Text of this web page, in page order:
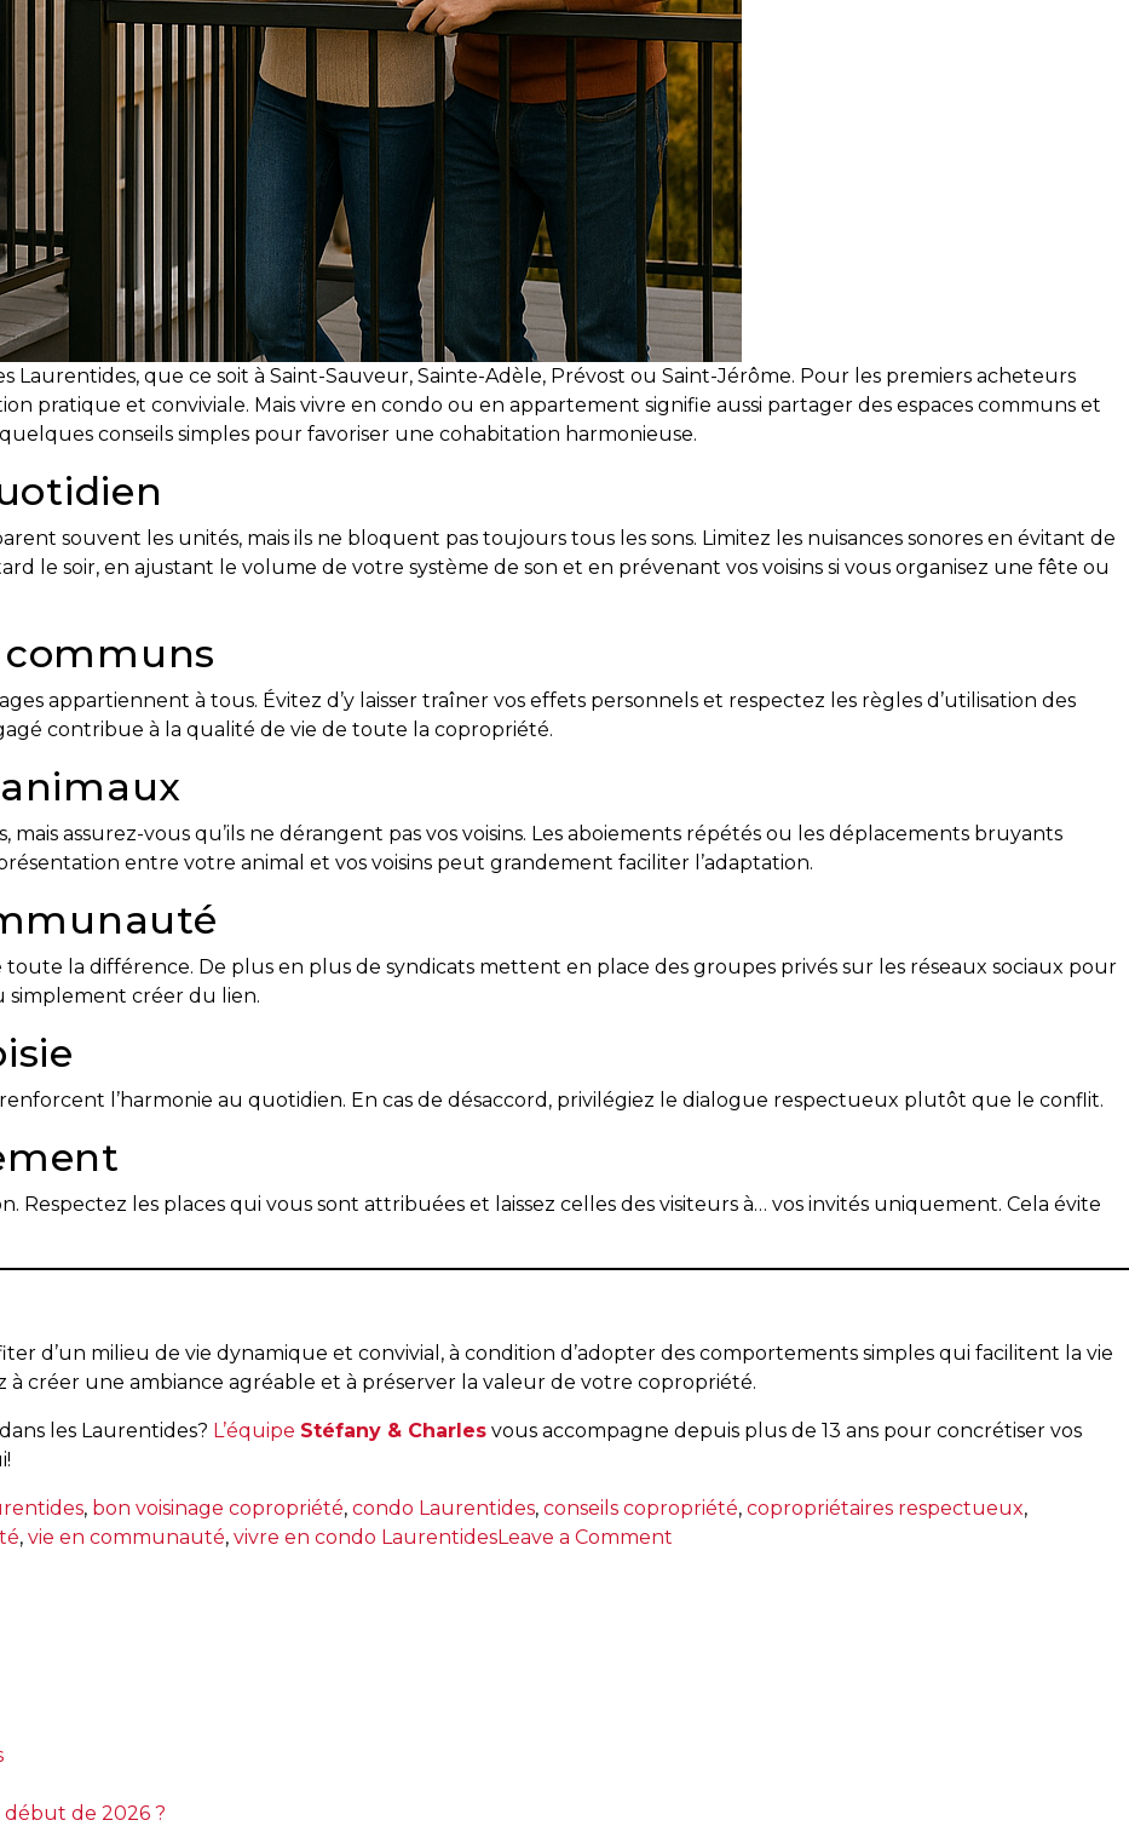
Laurentides, que ce soit à Saint-Sauveur, Sainte-Adèle, Prévost ou Saint-Jérôme. Pour les premiers acheteurs
pratique et conviviale. Mais vivre en condo ou en appartement signifie aussi partager des espaces communs et
conseils simples pour favoriser une cohabitation harmonieuse.
souvent les unités, mais ils ne bloquent pas toujours tous les sons. Limitez les nuisances sonores en évitant de
le soir, en ajustant le volume de votre système de son et en prévenant vos voisins si vous organisez une fête ou
communs
appartiennent à tous. Évitez d’y laisser traîner vos effets personnels et respectez les règles d’utilisation des
contribue à la qualité de vie de toute la copropriété.
assurez-vous qu’ils ne dérangent pas vos voisins. Les aboiements répétés ou les déplacements bruyants
entre votre animal et vos voisins peut grandement faciliter l’adaptation.
la différence. De plus en plus de syndicats mettent en place des groupes privés sur les réseaux sociaux pour
simplement créer du lien.
l’harmonie au quotidien. En cas de désaccord, privilégiez le dialogue respectueux plutôt que le conflit.
les places qui vous sont attribuées et laissez celles des visiteurs à… vos invités uniquement. Cela évite
d’un milieu de vie dynamique et convivial, à condition d’adopter des comportements simples qui facilitent la vie
à créer une ambiance agréable et à préserver la valeur de votre copropriété.
les Laurentides? L’équipe Stéfany & Charles vous accompagne depuis plus de 13 ans pour concrétiser vos
, bon voisinage copropriété, condo Laurentides, conseils copropriété, copropriétaires respectueux,
, vie en communauté, vivre en condo LaurentidesLeave a Comment
de 2026 ?